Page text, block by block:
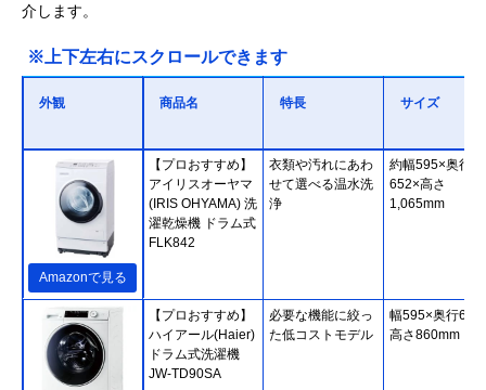
介します。
※上下左右にスクロールできます
外観 商品名 特長 サイズ
Amazonで見る
【プロおすすめ】
アイリスオーヤマ
(IRIS OHYAMA) 洗
濯乾燥機 ドラム式
FLK842
衣類や汚れにあわ
せて選べる温水洗
浄
約幅595×奥行
652×高さ
1,065mm
【プロおすすめ】
ハイアール(Haier)
ドラム式洗濯機
JW-TD90SA
必要な機能に絞っ
た低コストモデル
幅595×奥行
高さ860mm